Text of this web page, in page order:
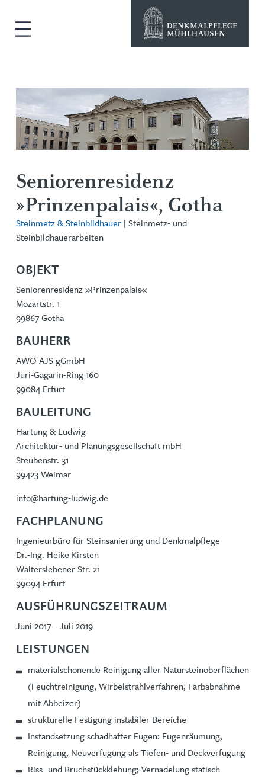
Seniorenresidenz
»Prinzenpalais«, Gotha
Steinmetz & Steinbildhauer | Steinmetz- und
Steinbildhauerarbeiten
OBJEKT
Seniorenresidenz »Prinzenpalais«
Mozartstr. 1
99867 Gotha
BAUHERR
AWO AJS gGmbH
Juri-Gagarin-Ring 160
99084 Erfurt
BAULEITUNG
Hartung & Ludwig
Architektur- und Planungsgesellschaft mbH
Steubenstr. 31
99423 Weimar
info@hartung-ludwig.de
FACHPLANUNG
Ingenieurbüro für Steinsanierung und Denkmalpflege
Dr.-Ing. Heike Kirsten
Walterslebener Str. 21
99094 Erfurt
AUSFÜHRUNGSZEITRAUM
Juni 2017 – Juli 2019
LEISTUNGEN
materialschonende Reinigung aller Natursteinoberflächen
(Feuchtreinigung, Wirbelstrahlverfahren, Farbabnahme
mit Abbeizer)
strukturelle Festigung instabiler Bereiche
Instandsetzung schadhafter Fugen: Fugenräumung,
Reinigung, Neuverfugung als Tiefen- und Deckverfugung
Riss- und Bruchstückklebung; Vernadelung statisch